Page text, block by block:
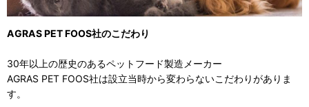
AGRAS PET FOOS社のこだわり
30年以上の歴史のあるペットフード製造メーカー
AGRAS PET FOOS社は設立当時から変わらないこだわりがありま
す。